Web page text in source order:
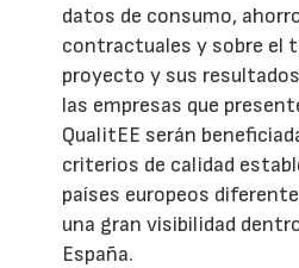
datos de consumo,
contractuales y sobre el
proyecto y sus
las empresas que
QualitEE serán
criterios de calidad
países europeos
una gran visibilidad
España.